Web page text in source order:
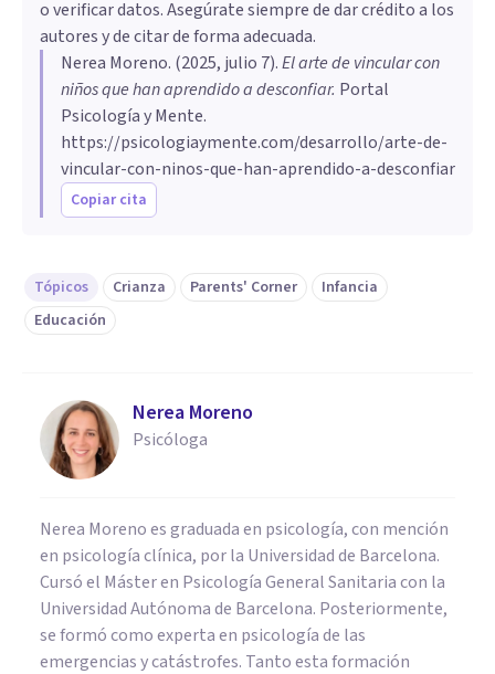
o verificar datos. Asegúrate siempre de dar crédito a los
autores y de citar de forma adecuada.
Nerea Moreno. (2025, julio 7).El arte de vincular con
niños que han aprendido a desconfiar. Portal
Psicología y Mente.
https://psicologiaymente.com/desarrollo/arte-de-
vincular-con-ninos-que-han-aprendido-a-desconfiar
Copiar cita
Tópicos Crianza Parents' Corner
Infancia
Educación
Nerea Moreno
Psicóloga
Nerea Moreno es graduada en psicología, con mención
en psicología clínica, por la Universidad de Barcelona.
Cursó el Máster en Psicología General Sanitaria con la
Universidad Autónoma de Barcelona. Posteriormente,
se formó como experta en psicología de las
emergencias y catástrofes. Tanto esta formación